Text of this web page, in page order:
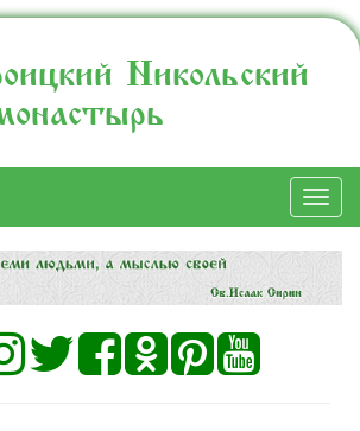
Никольский